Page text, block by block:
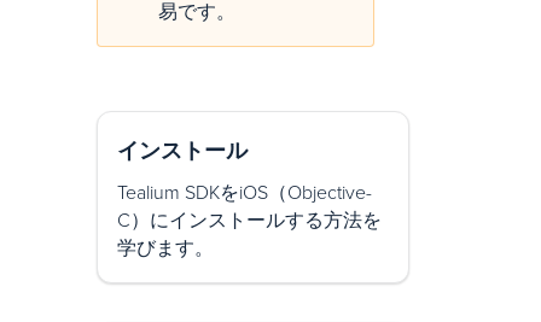
易です。
インストール
Tealium SDKをiOS（Objective-
C）にインストールする方法を
学びます。